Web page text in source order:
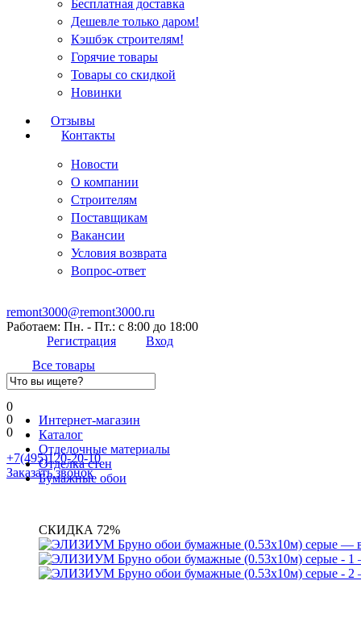
Бесплатная доставка
Дешевле только даром!
Кэшбэк строителям!
Горячие товары
Товары со скидкой
Новинки
Отзывы
Контакты
Новости
О компании
Строителям
Поставщикам
Вакансии
Условия возврата
Вопрос-ответ
remont3000@remont3000.ru
Работаем: Пн. - Пт.: с 8:00 до 18:00
Регистрация
Вход
Все товары
0
0
0
+7(495)120-20-10
Заказать звонок
Интернет-магазин
Каталог
Отделочные материалы
Отделка стен
Бумажные обои
СКИДКА 72%